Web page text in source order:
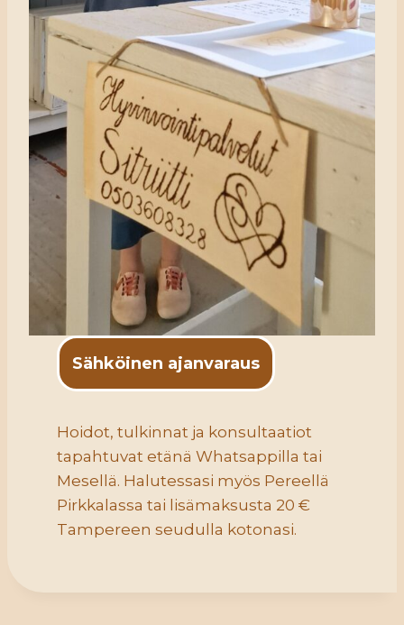
Sähköinen ajanvaraus
Hoidot, tulkinnat ja konsultaatiot
tapahtuvat etänä Whatsappilla tai
Mesellä. Halutessasi myös Pereellä
Pirkkalassa tai lisämaksusta 20 €
Tampereen seudulla kotonasi.